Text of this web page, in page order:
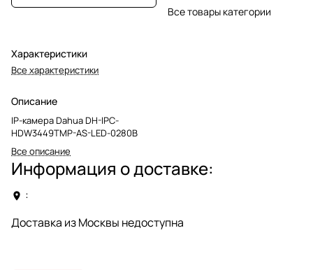
Характеристики
Все характеристики
Описание
IP-камера Dahua DH-IPC-
HDW3449TMP-AS-LED-0280B
Все описание
Все товары категории
Информация о доставке:
:
Доставка из Москвы недоступна